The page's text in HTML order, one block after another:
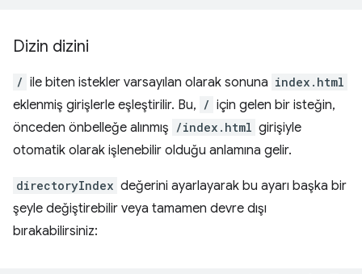
Dizin dizini
/ ile biten istekler varsayılan olarak sonuna index.html
eklenmiş girişlerle eşleştirilir. Bu, / için gelen bir isteğin,
önceden önbelleğe alınmış /index.html girişiyle
otomatik olarak işlenebilir olduğu anlamına gelir.
directoryIndex değerini ayarlayarak bu ayarı başka bir
şeyle değiştirebilir veya tamamen devre dışı
bırakabilirsiniz: